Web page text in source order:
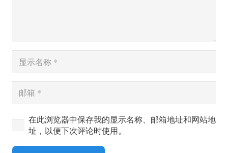
在此浏览器中保存我的显示名称、邮箱地址和网站地
址，以便下次评论时使用。